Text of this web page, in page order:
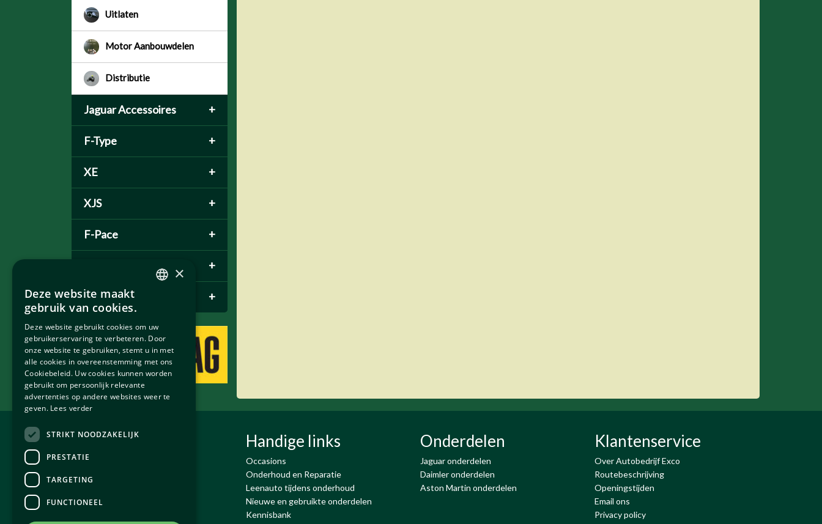
Uitlaten
Motor Aanbouwdelen
Distributie
Jaguar Accessoires +
F-Type +
XE +
XJS +
F-Pace +
+
Bentley Parts +
Exco Auto's BV
De Run 4432-4434
Email:info@exco.nl
Handige links
Occasions
Onderhoud en Reparatie
Leenauto tijdens onderhoud
Nieuwe en gebruikte onderdelen
Kennisbank
Onderdelen
Jaguar onderdelen
Daimler onderdelen
Aston Martin onderdelen
Klantenservice
Over Autobedrijf Exco
Routebeschrijving
Openingstijden
Email ons
Privacy policy
×
Deze website maakt
gebruik van cookies.
Deze website gebruikt cookies om uw
gebruikerservaring te verbeteren. Door
onze website te gebruiken, stemt u in met
alle cookies in overeenstemming met ons
Cookiebeleid. Uw cookies kunnen worden
gebruikt om persoonlijk relevante
advertenties op andere websites weer te
geven. Lees verder
STRIKT NOODZAKELIJK
PRESTATIE
TARGETING
FUNCTIONEEL